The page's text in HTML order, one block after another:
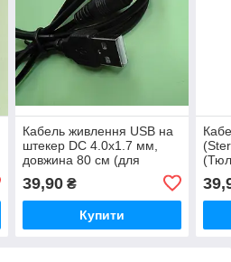
Кабель живлення USB на
штекер DC 4.0x1.7 мм,
довжина 80 см (для
роутерів)
39,90₴
Купити